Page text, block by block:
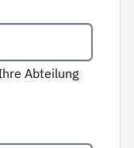
Abteilung